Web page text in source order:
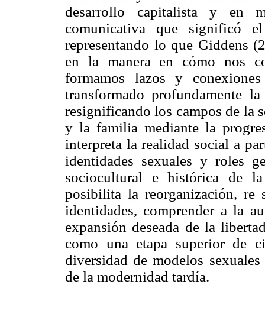
desarrollo capitalista y en
comunicativa que significó
representando lo que Giddens
en la manera en cómo nos
formamos lazos y
transformado profundamente
resignificando los campos de la
y la familia mediante la
interpreta la realidad social a
identidades sexuales y roles
sociocultural e histórica de
posibilita la reorganización, re
identidades, comprender a la
expansión deseada de la
como una etapa superior de
diversidad de modelos
de la modernidad tardía.